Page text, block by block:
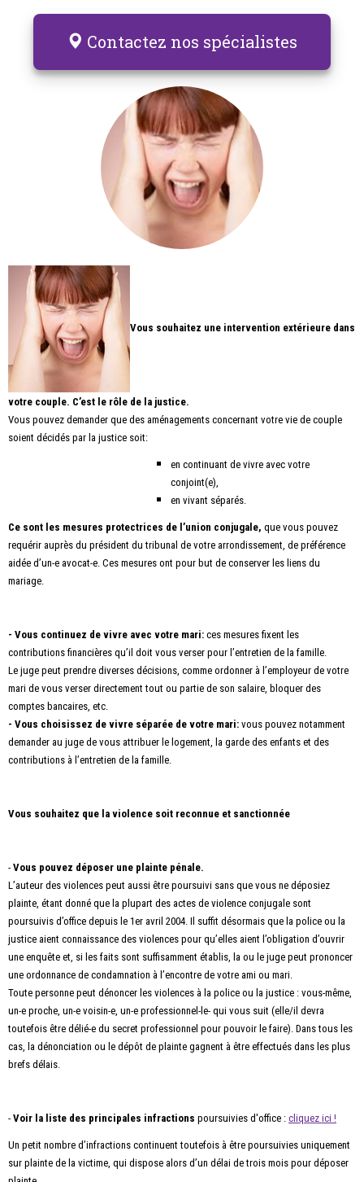
Contactez nos spécialistes
Vous souhaitez une intervention extérieure dans
votre couple. C’est le rôle de la justice.
Vous pouvez demander que des aménagements concernant votre vie de couple
soient décidés par la justice soit:
en continuant de vivre avec votre
conjoint(e),
en vivant séparés.
Ce sont les mesures protectrices de l’union conjugale, que vous pouvez
requérir auprès du président du tribunal de votre arrondissement, de préférence
aidée d’un-e avocat-e. Ces mesures ont pour but de conserver les liens du
mariage.
- Vous continuez de vivre avec votre mari: ces mesures fixent les
contributions financières qu’il doit vous verser pour l’entretien de la famille.
Le juge peut prendre diverses décisions, comme ordonner à l’employeur de votre
mari de vous verser directement tout ou partie de son salaire, bloquer des
comptes bancaires, etc.
- Vous choisissez de vivre séparée de votre mari: vous pouvez notamment
demander au juge de vous attribuer le logement, la garde des enfants et des
contributions à l’entretien de la famille.
Vous souhaitez que la violence soit reconnue et sanctionnée
- Vous pouvez déposer une plainte pénale.
L’auteur des violences peut aussi être poursuivi sans que vous ne déposiez
plainte, étant donné que la plupart des actes de violence conjugale sont
poursuivis d’office depuis le 1er avril 2004. Il suffit désormais que la police ou la
justice aient connaissance des violences pour qu’elles aient l’obligation d’ouvrir
une enquête et, si les faits sont suffisamment établis, la ou le juge peut prononcer
une ordonnance de condamnation à l’encontre de votre ami ou mari.
Toute personne peut dénoncer les violences à la police ou la justice : vous-même,
un-e proche, un-e voisin-e, un-e professionnel-le- qui vous suit (elle/il devra
toutefois être délié-e du secret professionnel pour pouvoir le faire). Dans tous les
cas, la dénonciation ou le dépôt de plainte gagnent à être effectués dans les plus
brefs délais.
- Voir la liste des principales infractions poursuivies d'office : cliquez ici !
Un petit nombre d’infractions continuent toutefois à être poursuivies uniquement
sur plainte de la victime, qui dispose alors d’un délai de trois mois pour déposer